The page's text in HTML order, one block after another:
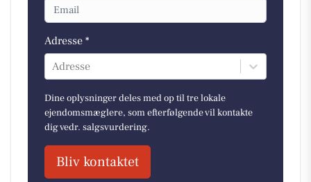
Adresse *
Adresse
Dine oplysninger deles med op til tre lokale
ejendomsmæglere, som efterfølgende vil kontakte
dig vedr. salgsvurdering.
Bliv kontaktet